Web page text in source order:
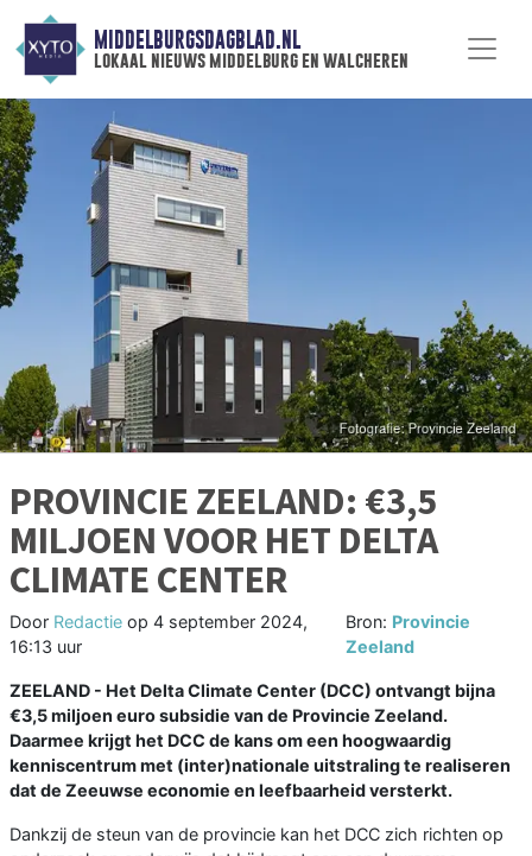
MIDDELBURGSDAGBLAD.NL
lokaal nieuws middelburg en walcheren
PROVINCIE ZEELAND: €3,5
MILJOEN VOOR HET DELTA
CLIMATE CENTER
Door Redactie op 4 september 2024,
16:13 uur
Bron: Provincie
Zeeland
ZEELAND - Het Delta Climate Center (DCC) ontvangt bijna
€3,5 miljoen euro subsidie van de Provincie Zeeland.
Daarmee krijgt het DCC de kans om een hoogwaardig
kenniscentrum met (inter)nationale uitstraling te realiseren
dat de Zeeuwse economie en leefbaarheid versterkt.
Dankzij de steun van de provincie kan het DCC zich richten op